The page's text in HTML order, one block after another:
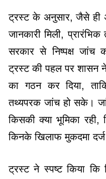
ट्रस्ट के अनुसार, जैसे ही
जानकारी मिली,
सरकार से निष्पक्ष जांच
ट्रस्ट की पहल पर शासन
का गठन कर दिया,
तथ्यपरक जांच हो सके।
किसकी क्या भूमिका
किनके खिलाफ मुकदमा दर्ज
ट्रस्ट ने स्पष्ट किया कि